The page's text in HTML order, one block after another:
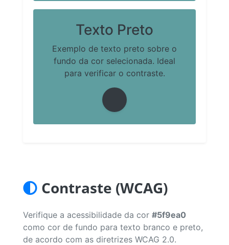
Texto Preto
Exemplo de texto preto sobre o
fundo da cor selecionada. Ideal
para verificar o contraste.
Contraste (WCAG)
Verifique a acessibilidade da cor #5f9ea0
como cor de fundo para texto branco e preto,
de acordo com as diretrizes WCAG 2.0.